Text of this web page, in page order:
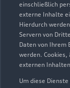
einschließlich
externe Inhalte
Hierdurch
Servern von
Daten von Ihrem
werden. Cookies,
externen
Um diese